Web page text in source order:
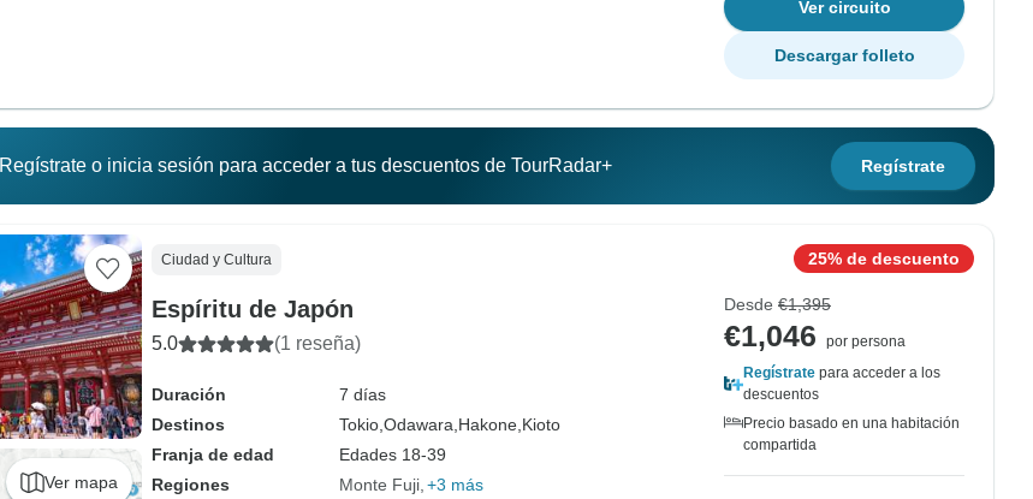
Ver circuito
Descargar folleto
Regístrate o inicia sesión para acceder a tus descuentos de TourRadar+ Regístrate
Ver mapa
Ciudad y Cultura
Espíritu de Japón
5.0 (1 reseña)
Duración
7 días
Destinos
Tokio, Odawara, Hakone, Kioto
Franja de edad
Edades 18-39
Regiones
Monte Fuji +3 más
25% de descuento
Desde €1,395
€1,046
por persona
Regístrate para acceder a los
descuentos
Precio basado en una habitación
compartida